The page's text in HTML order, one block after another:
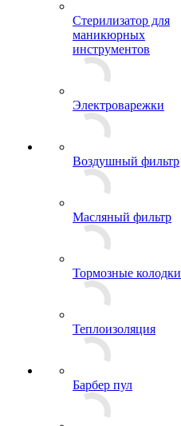
Стерилизатор для
маникюрных
инструментов
Электроварежки
Воздушный фильтр
Масляный фильтр
Тормозные колодки
Теплоизоляция
Барбер пул